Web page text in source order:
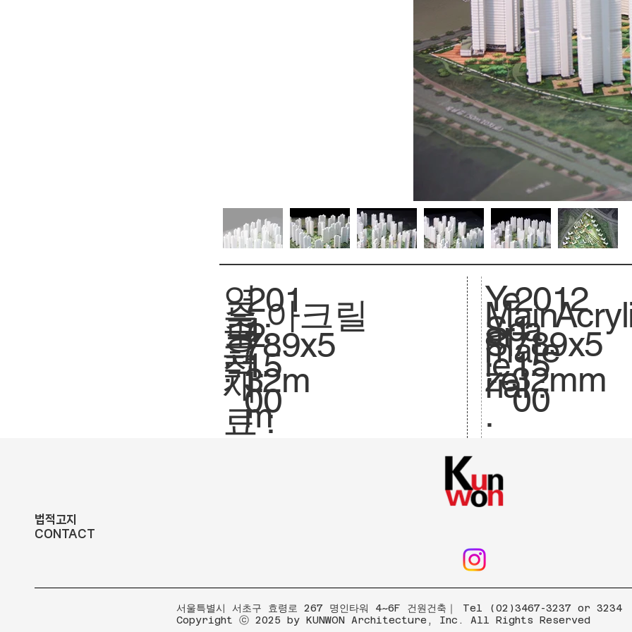
연
도
:
201
2
주
요
재
료 :
축
척.
아크릴
1:
15
00
크
기.
789x5
32m
m
Ye
ar
:
Main
mate
rial :
Sca
le.
Si
ze
.
2012
1:
15
00
789x5
32mm
법적고지
CONTACT
​서울특별시 서초구 효령로 267 명인타워 4~6F 건원건축｜ Tel (02)3467-3237 or 3234
Copyright ⓒ 2025 by KUNWON Architecture, Inc. All Rights Reserved